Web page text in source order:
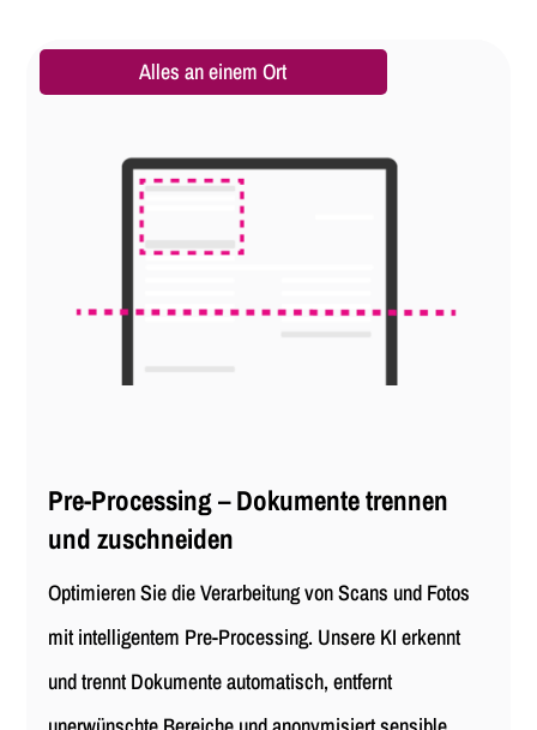
Alles an einem Ort
Pre-Processing – Dokumente trennen
und zuschneiden
Optimieren Sie die Verarbeitung von Scans und Fotos
mit intelligentem Pre-Processing. Unsere KI erkennt
und trennt Dokumente automatisch, entfernt